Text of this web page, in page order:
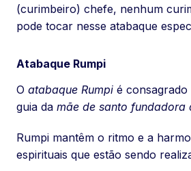
(curimbeiro) chefe, nenhum
pode tocar nesse atabaque
Atabaque Rumpi
O atabaque Rumpi é
guia da mãe de santo fundadora
Rumpi mantêm o ritmo e a
espirituais que estão sendo